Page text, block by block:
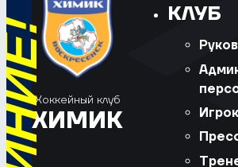
Хоккейный клуб
ХИМИК
КЛУБ